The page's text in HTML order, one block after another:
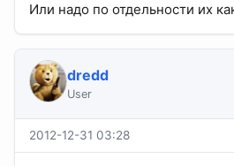
Или надо по отдельности их
dredd
User
2012-12-31 03:28